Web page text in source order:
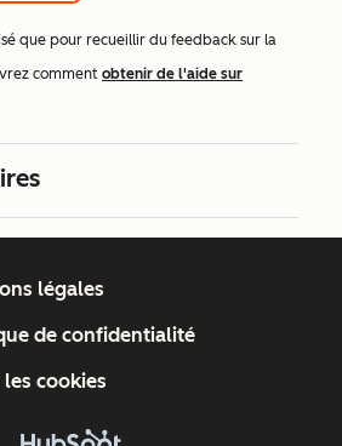
que pour recueillir du feedback sur la
comment obtenir de l'aide sur
légales
de confidentialité
cookies